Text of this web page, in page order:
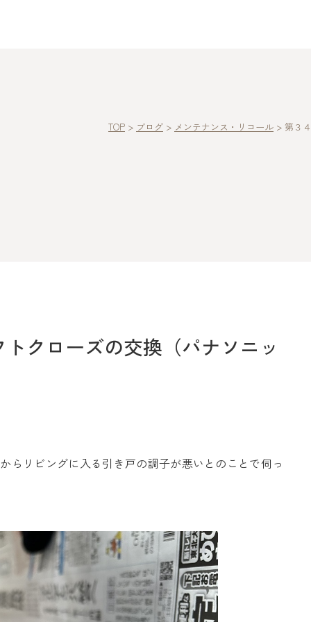
TOP > ブログ > メンテナンス・リコール > 第３
クローズの交換（パナソニッ
らリビングに入る引き戸の調子が悪いとのことで伺っ